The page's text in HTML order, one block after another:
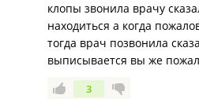
клопы звонила врачу
находиться а когда
тогда врач позвонила
выписывается вы же
3